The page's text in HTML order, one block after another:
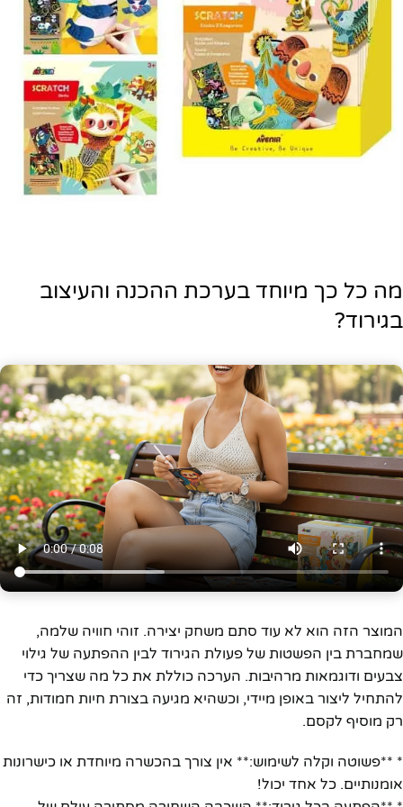
מה כל כך מיוחד בערכת ההכנה והעיצוב
בגירוד?
המוצר הזה הוא לא עוד סתם משחק יצירה. זוהי חוויה שלמה,
שמחברת בין הפשטות של פעולת הגירוד לבין ההפתעה של גילוי
צבעים ודוגמאות מרהיבות. הערכה כוללת את כל מה שצריך כדי
להתחיל ליצור באופן מיידי, וכשהיא מגיעה בצורת חיות חמודות, זה
רק מוסיף לקסם.
* **פשוטה וקלה לשימוש:** אין צורך בהכשרה מיוחדת או כישרונות
אומנותיים. כל אחד יכול!